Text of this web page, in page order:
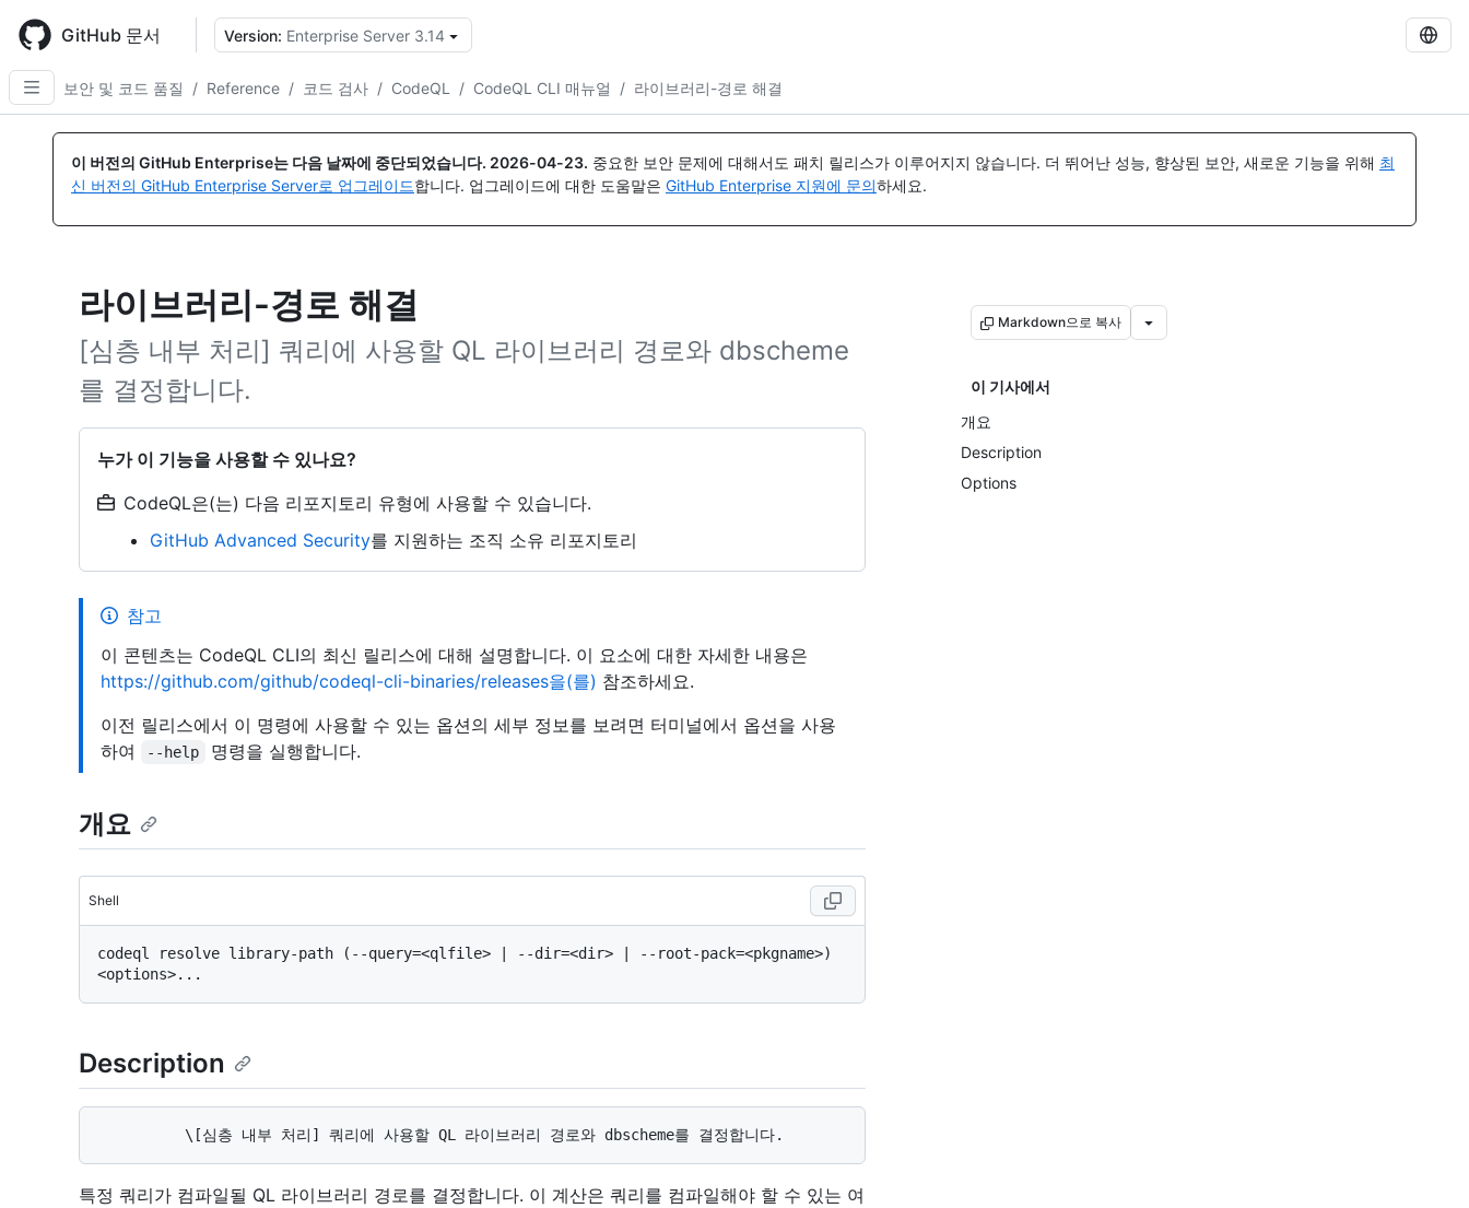
main
content
GitHub 문서 Version: Enterprise Server 3.14
보안 및 코드 품질
/ Reference / 코드 검사 / CodeQL / CodeQL CLI 매뉴얼 / 라이브러리-경로 해결
이 버전의 GitHub Enterprise는 다음 날짜에 중단되었습니다. 2026-04-23. 중요한 보안 문제에 대해서도 패치 릴리스가 이루어지지 않습니다. 더 뛰어난 성능, 향상된 보안, 새로운 기능을 위해 최
신 버전의 GitHub Enterprise Server로 업그레이드합니다. 업그레이드에 대한 도움말은 GitHub Enterprise 지원에 문의하세요.
라이브러리-경로 해결
[심층 내부 처리] 쿼리에 사용할 QL 라이브러리 경로와 dbscheme
를 결정합니다.
누가 이 기능을 사용할 수 있나요?
CodeQL은(는) 다음 리포지토리 유형에 사용할 수 있습니다.
GitHub Advanced Security를 지원하는 조직 소유 리포지토리
Markdown으로 복사
이 기사에서
개요
Description
Options
참고
이 콘텐츠는 CodeQL CLI의 최신 릴리스에 대해 설명합니다. 이 요소에 대한 자세한 내용은
https://github.com/github/codeql-cli-binaries/releases을(를) 참조하세요.
이전 릴리스에서 이 명령에 사용할 수 있는 옵션의 세부 정보를 보려면 터미널에서 옵션을 사용
하여
--help 명령을 실행합니다.
개요
Shell
codeql resolve library-path (--query=<qlfile> | --dir=<dir> | --root-pack=<pkgname>)
Description
특정 쿼리가 컴파일될 QL 라이브러리 경로를 결정합니다. 이 계산은 쿼리를 컴파일해야 할 수 있는 여